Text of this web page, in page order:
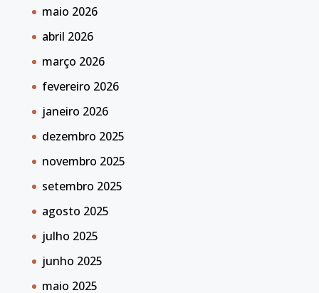
maio 2026
abril 2026
março 2026
fevereiro 2026
janeiro 2026
dezembro 2025
novembro 2025
setembro 2025
agosto 2025
julho 2025
junho 2025
maio 2025